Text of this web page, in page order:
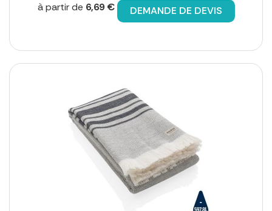
à partir de 6,69 € DEMANDE DE DEVIS